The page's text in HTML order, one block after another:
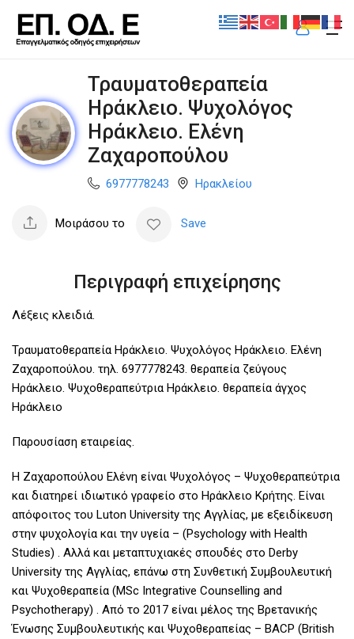
Τραυματοθεραπεία
Ηράκλειο. Ψυχολόγος
Ηράκλειο. Ελένη
Ζαχαροπούλου
6977778243 Ηρακλείου
Μοιράσου το Save
Περιγραφή επιχείρησης
Λέξεις κλειδιά.
Τραυματοθεραπεία Ηράκλειο. Ψυχολόγος Ηράκλειο. Ελένη
Ζαχαροπούλου. τηλ. 6977778243. θεραπεία ζεύγους
Ηράκλειο. Ψυχοθεραπεύτρια Ηράκλειο. θεραπεία άγχος
Ηράκλειο
Παρουσίαση εταιρείας.
Η Ζαχαροπούλου Ελένη είναι Ψυχολόγος – Ψυχοθεραπεύτρια
και διατηρεί ιδιωτικό γραφείο στο Ηράκλειο Κρήτης. Είναι
απόφοιτος του Luton University της Αγγλίας, με εξειδίκευση
στην ψυχολογία και την υγεία – (Psychology with Health
Studies) . Αλλά και μεταπτυχιακές σπουδές στο Derby
University της Αγγλίας, επάνω στη Συνθετική Συμβουλευτική
και Ψυχοθεραπεία (MSc Integrative Counselling and
Psychotherapy) . Από το 2017 είναι μέλος της Βρετανικής
Ένωσης Συμβουλευτικής και Ψυχοθεραπείας – BACP (British